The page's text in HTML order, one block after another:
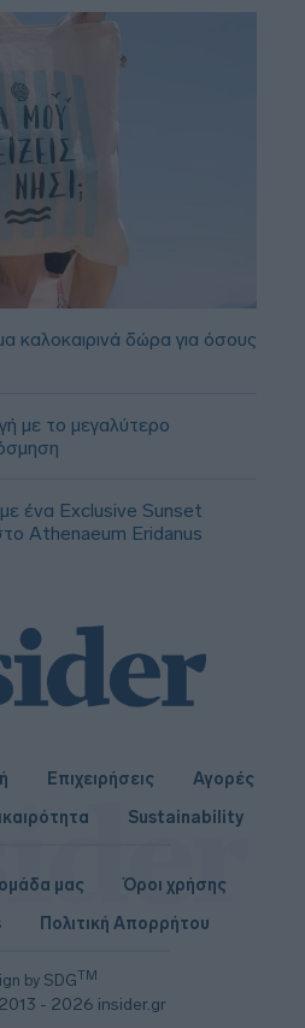
καλοκαιρινά δώρα για όσους
με το μεγαλύτερο
ένα Exclusive Sunset
Athenaeum Eridanus
Επιχειρήσεις
Αγορές
Sustainability
by SDGTM
- 2026 insider.gr
μας
Όροι χρήσης
Πολιτική Απορρήτου